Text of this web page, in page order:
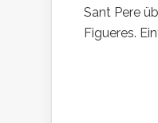
Sant Pere
Figueres.